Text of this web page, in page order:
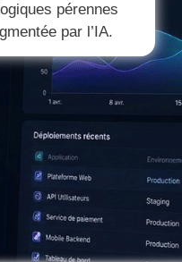
pérennes
par l’IA.